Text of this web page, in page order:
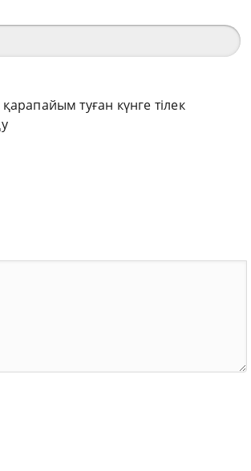
туған күнге тілек